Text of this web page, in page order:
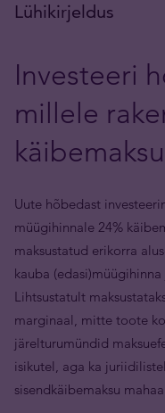
Lühikirjeldus
Investeeri
millele
Uute hõbedast
müügihinnale 24%
maksustatud erikorra
kauba
Lihtsustatult
marginaal, mitte toote
järelturumündid
isikutel, aga ka
sisendkäibemaksu